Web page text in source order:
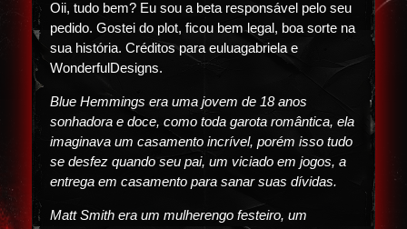
Oii, tudo bem? Eu sou a beta responsável pelo seu
pedido. Gostei do plot, ficou bem legal, boa sorte na
sua história. Créditos para euluagabriela e
WonderfulDesigns.
Blue Hemmings era uma jovem de 18 anos
sonhadora e doce, como toda garota romântica, ela
imaginava um casamento incrível, porém isso tudo
se desfez quando seu pai, um viciado em jogos, a
entrega em casamento para sanar suas dívidas.
Matt Smith era um mulherengo festeiro, um